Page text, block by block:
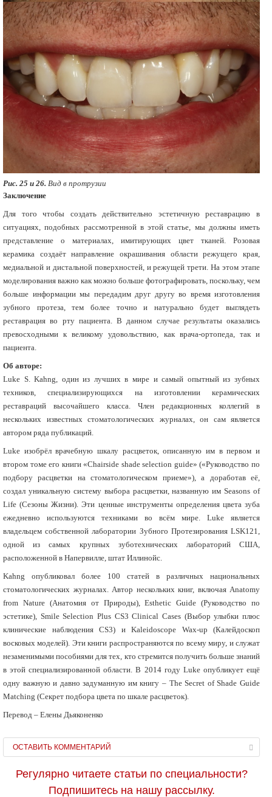
Рис. 25 и 26. Вид в протрузии
Заключение
Для того чтобы создать действительно эстетичную реставрацию в
ситуациях, подобных рассмотренной в этой статье, мы должны иметь
представление о материалах, имитирующих цвет тканей. Розовая
керамика создаёт направление окрашивания области режущего края,
медиальной и дистальной поверхностей, и режущей трети. На этом этапе
моделирования важно как можно больше фотографировать, поскольку, чем
больше информации мы передадим друг другу во время изготовления
зубного протеза, тем более точно и натурально будет выглядеть
реставрация во рту пациента. В данном случае результаты оказались
превосходными к великому удовольствию, как врача-ортопеда, так и
пациента.
Об авторе:
Luke S. Kahng, один из лучших в мире и самый опытный из зубных
техников, специализирующихся на изготовлении керамических
реставраций высочайшего класса. Член редакционных коллегий в
нескольких известных стоматологических журналах, он сам является
автором ряда публикаций.
Luke изобрёл врачебную шкалу расцветок, описанную им в первом и
втором томе его книги «Chairside shade selection guide» («Руководство по
подбору расцветки на стоматологическом приеме»), а доработав её,
создал уникальную систему выбора расцветки, названную им Seasons of
Life (Сезоны Жизни). Эти ценные инструменты определения цвета зуба
ежедневно используются техниками во всём мире. Luke является
владельцем собственной лаборатории Зубного Протезирования LSK121,
одной из самых крупных зуботехнических лабораторий США,
расположенной в Напервилле, штат Иллинойс.
Kahng опубликовал более 100 статей в различных национальных
стоматологических журналах. Автор нескольких книг, включая Anatomy
from Nature (Анатомия от Природы), Esthetic Guide (Руководство по
эстетике), Smile Selection Plus СS3 Clinical Cases (Выбор улыбки плюс
клинические наблюдения СS3) и Kaleidoscope Wax-up (Калейдоскоп
восковых моделей). Эти книги распространяются по всему миру, и служат
незаменимыми пособиями для тех, кто стремится получить больше знаний
в этой специализированной области. В 2014 году Luke опубликует ещё
одну важную и давно задуманную им книгу – The Secret of Shade Guide
Matching (Секрет подбора цвета по шкале расцветок).
Перевод – Елены Дьяконенко
ОСТАВИТЬ КОММЕНТАРИЙ
Регулярно читаете статьи по специальности?
Подпишитесь на нашу рассылку.